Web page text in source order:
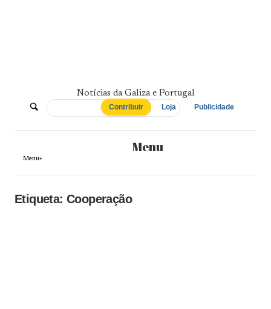
De
Norte
a
Sul
Notícias da Galiza e Portugal
Contribuir Loja Publicidade
Menu
Menu+
Etiqueta:Cooperação